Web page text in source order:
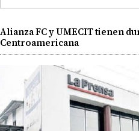
Alianza FC y UMECIT tienen
Centroamericana